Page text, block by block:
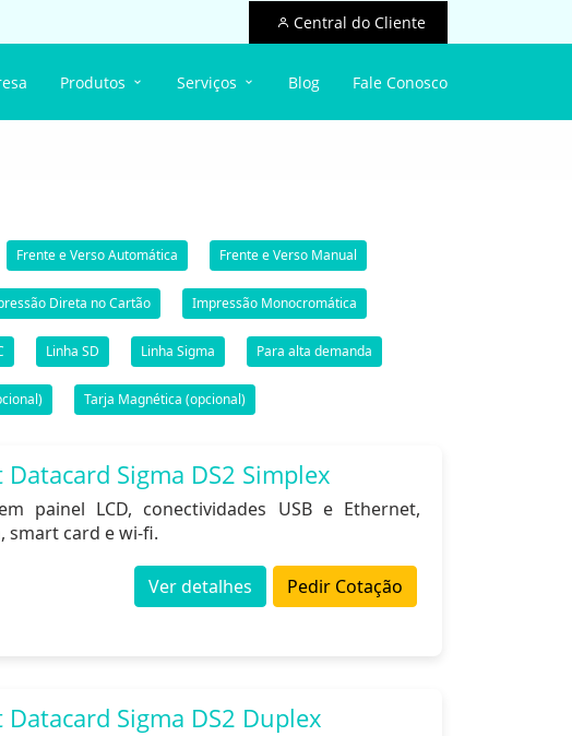
Central do Cliente
Produtos Serviços Blog Fale Conosco
Frente e Verso Automática Frente e Verso Manual
Direta no Cartão Impressão Monocromática
Linha SD Linha Sigma Para alta demanda
Tarja Magnética (opcional)
Sigma DS2 Simplex
painel LCD, conectividades USB e Ethernet,
smart card e wi-fi.
Pedir Cotação
Ver detalhes
Sigma DS2 Duplex